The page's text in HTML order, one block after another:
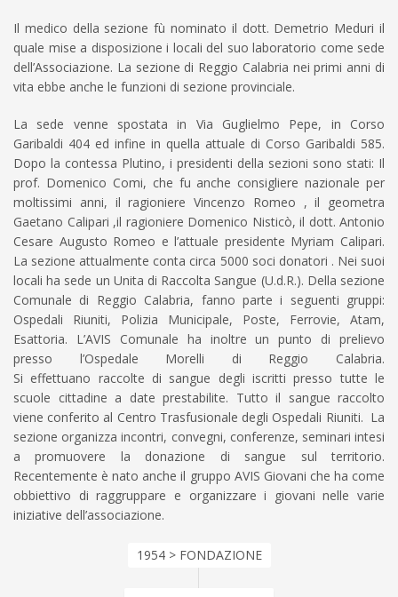
Il medico della sezione fù nominato il dott. Demetrio Meduri il
quale mise a disposizione i locali del suo laboratorio come sede
dell’Associazione. La sezione di Reggio Calabria nei primi anni di
vita ebbe anche le funzioni di sezione provinciale.
La sede venne spostata in Via Guglielmo Pepe, in Corso
Garibaldi 404 ed infine in quella attuale di Corso Garibaldi 585.
Dopo la contessa Plutino, i presidenti della sezioni sono stati: Il
prof. Domenico Comi, che fu anche consigliere nazionale per
moltissimi anni, il ragioniere Vincenzo Romeo , il geometra
Gaetano Calipari ,il ragioniere Domenico Nisticò, il dott. Antonio
Cesare Augusto Romeo e l’attuale presidente Myriam Calipari.
La sezione attualmente conta circa 5000 soci donatori . Nei suoi
locali ha sede un Unita di Raccolta Sangue (U.d.R.). Della sezione
Comunale di Reggio Calabria, fanno parte i seguenti gruppi:
Ospedali Riuniti, Polizia Municipale, Poste, Ferrovie, Atam,
Esattoria. L’AVIS Comunale ha inoltre un punto di prelievo
presso l’Ospedale Morelli di Reggio Calabria.
Si effettuano raccolte di sangue degli iscritti presso tutte le
scuole cittadine a date prestabilite. Tutto il sangue raccolto
viene conferito al Centro Trasfusionale degli Ospedali Riuniti. La
sezione organizza incontri, convegni, conferenze, seminari intesi
a promuovere la donazione di sangue sul territorio.
Recentemente è nato anche il gruppo AVIS Giovani che ha come
obbiettivo di raggruppare e organizzare i giovani nelle varie
iniziative dell’associazione.
1954 > FONDAZIONE